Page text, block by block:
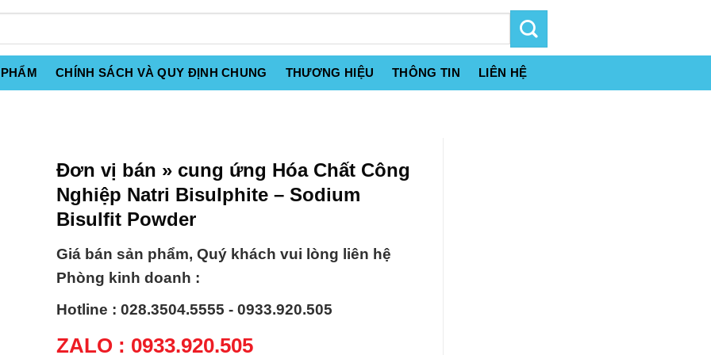
CHÍNH SÁCH VÀ QUY ĐỊNH CHUNG THƯƠNG HIỆU THÔNG TIN LIÊN HỆ
Đơn vị bán » cung ứng Hóa Chất Công
Nghiệp Natri Bisulphite – Sodium
Bisulfit Powder
Giá bán sản phẩm, Quý khách vui lòng liên hệ
Phòng kinh doanh :
Hotline : 028.3504.5555 - 0933.920.505
ZALO : 0933.920.505